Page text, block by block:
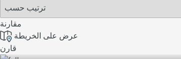
مقارنة
عرض على الخريطة
قارن